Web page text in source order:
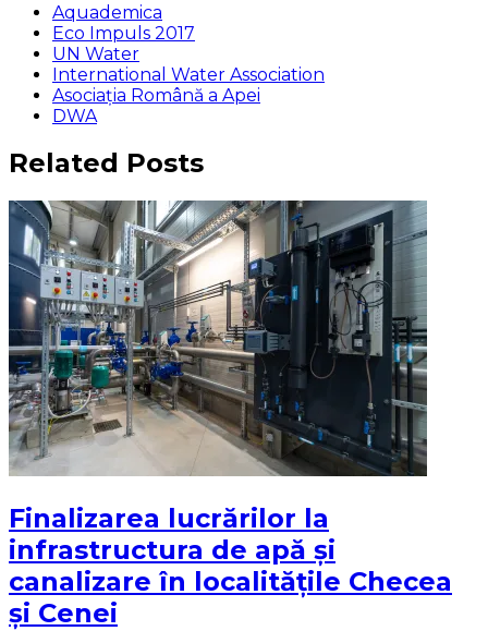
Aquademica
Eco Impuls 2017
UN Water
International Water Association
Asociaţia Română a Apei
DWA
Related Posts
Finalizarea lucrărilor la
infrastructura de apă și
canalizare în localitățile Checea
și Cenei